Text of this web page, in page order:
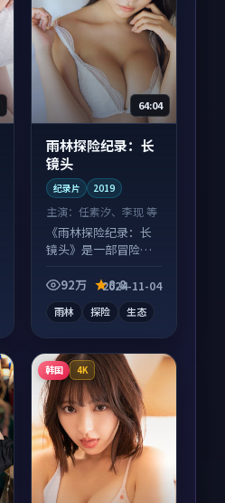
64:04
雨林探险纪录：长
镜头
纪录片 2019
主演：任素汐、李现 等
《雨林探险纪录：长
镜头》是一部冒险向
感在线，配乐与镜头
92万 8.8
2024-11-04
雨林 探险 生态
韩国 4K